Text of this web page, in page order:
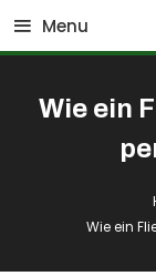
Menu
Wie ein
Wie ein